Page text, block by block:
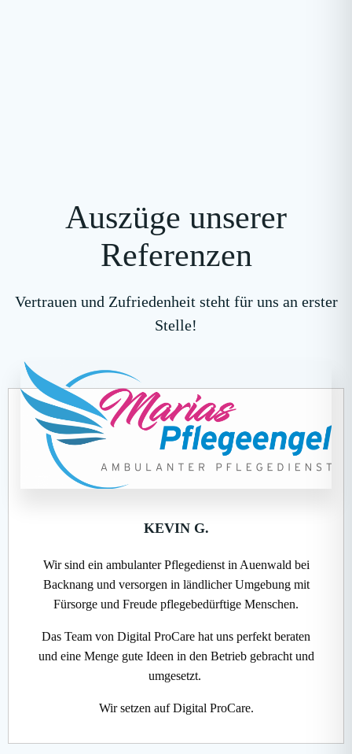
Auszüge unserer
Referenzen
Vertrauen und Zufriedenheit steht für uns an erster
Stelle!
KEVIN G.
Wir sind ein ambulanter Pflegedienst in Auenwald bei
Backnang und versorgen in ländlicher Umgebung mit
Fürsorge und Freude pflegebedürftige Menschen.
Das Team von Digital ProCare hat uns perfekt beraten
und eine Menge gute Ideen in den Betrieb gebracht und
umgesetzt.
Wir setzen auf Digital ProCare.